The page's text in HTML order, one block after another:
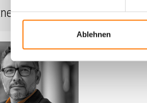
Ablehnen
zum Thema Lauschabwehr